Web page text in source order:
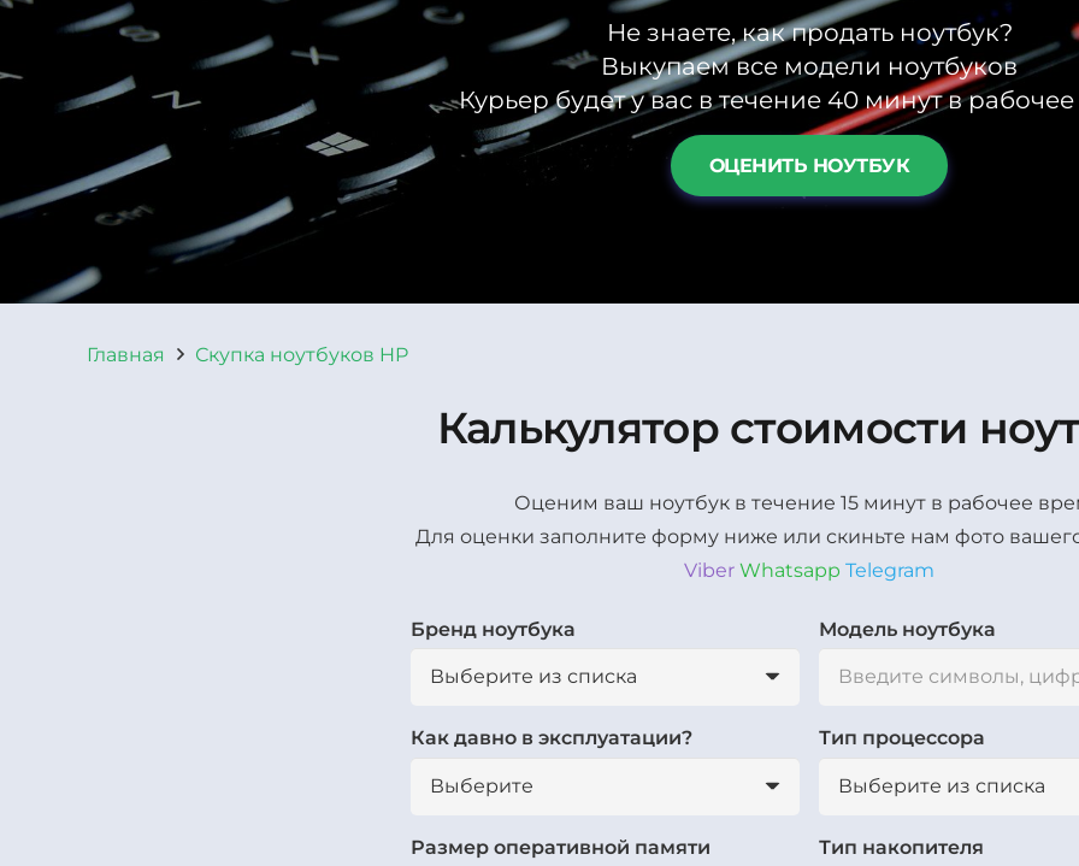
Не знаете, как продать ноутбук?
Выкупаем все модели ноутбуков
Курьер будет у вас в течение 40 минут в
ОЦЕНИТЬ НОУТБУК
Главная Скупка ноутбуков HP
Калькулятор стоимости
Оценим ваш ноутбук в течение 15 минут в рабочее
Для оценки заполните форму ниже или скиньте нам фото
Viber Whatsapp Telegram
Бренд ноутбука Модель ноутбука
Как давно в эксплуатации? Тип процессора
Размер оперативной памяти Тип накопителя